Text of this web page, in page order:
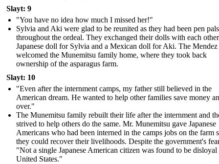
Slayt: 9
"You have no idea how much I missed her!"
Sylvia and Aki were glad to be reunited as they had been pen pals
throughout the ordeal. They exchanged their dolls with each
Japanese doll for Sylvia and a Mexican doll for Aki. The
welcomed the Munemitsu family home, where they took back
ownership of the asparagus farm.
Slayt: 10
"Even after the internment camps, my father still believed in the
American dream. He wanted to help other families save money
over."
The Munemitsu family rebuilt their life after the internment and
strived to help others do the same. Mr. Munemitsu gave Japanese
Americans who had been interned in the camps jobs on the farm
they could recover their livelihoods. Despite the government's
"Not a single Japanese American citizen was found to be disloyal
United States."